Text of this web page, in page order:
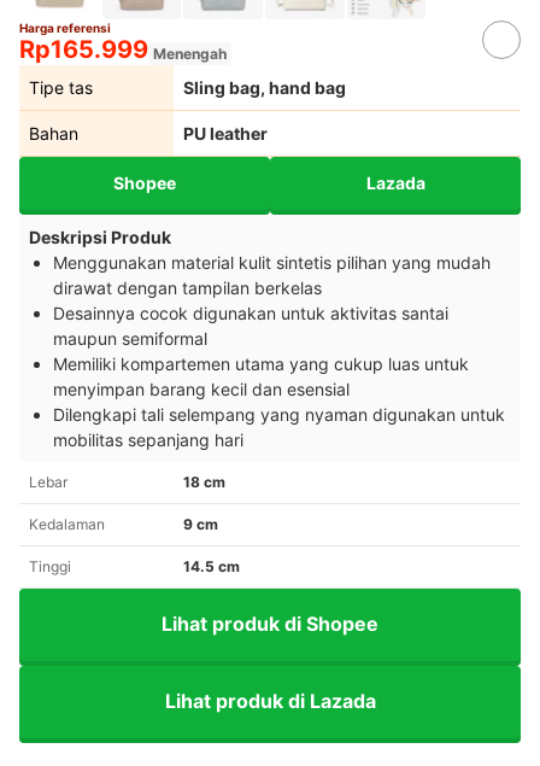
Harga referensi
Rp165.999 Menengah
Tipe tas Sling bag, hand bag
Bahan PU leather
Shopee Lazada
Deskripsi Produk
Menggunakan material kulit sintetis pilihan yang mudah
dirawat dengan tampilan berkelas
Desainnya cocok digunakan untuk aktivitas santai
maupun semiformal
Memiliki kompartemen utama yang cukup luas untuk
menyimpan barang kecil dan esensial
Dilengkapi tali selempang yang nyaman digunakan untuk
mobilitas sepanjang hari
Lebar 18 cm
Kedalaman 9 cm
Tinggi 14.5 cm
Lihat produk di Shopee
Lihat produk di Lazada